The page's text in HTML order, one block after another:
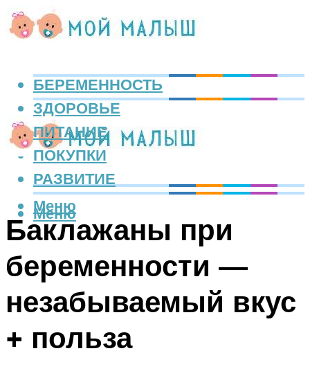
БЕРЕМЕННОСТЬ
ЗДОРОВЬЕ
ПИТАНИЕ
ПОКУПКИ
РАЗВИТИЕ
Меню
Меню
Баклажаны при
беременности —
незабываемый вкус
+ польза